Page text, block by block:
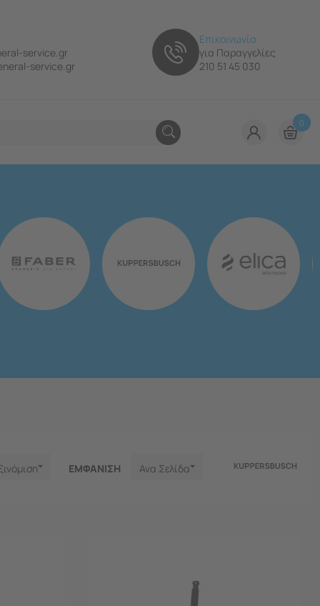
service.gr
service.gr
Επικοινωνία
για Παραγγελίες
210 51 45 030
0
ΕΜΦΑNΙΣΗ Ανα Σελίδα